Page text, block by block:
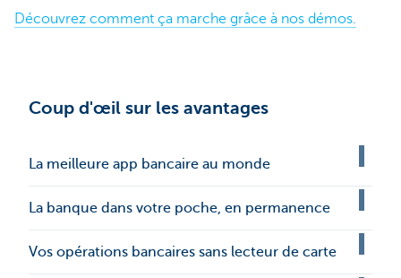
Découvrez comment ça marche grâce à nos démos.
Coup d'œil sur les avantages
La meilleure app bancaire au monde
La banque dans votre poche, en permanence
Vos opérations bancaires sans lecteur de carte